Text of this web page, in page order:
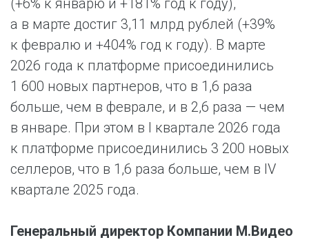
(+6% к январю и +181% год к году),
а в марте достиг 3,11 млрд рублей (+39%
к февралю и +404% год к году). В марте
2026 года к платформе присоединились
1 600 новых партнеров, что в 1,6 раза
больше, чем в феврале, и в 2,6 раза — чем
в январе. При этом в I квартале 2026 года
к платформе присоединились 3 200 новых
селлеров, что в 1,6 раза больше, чем в IV
квартале 2025 года.
Генеральный директор Компании М.Видео